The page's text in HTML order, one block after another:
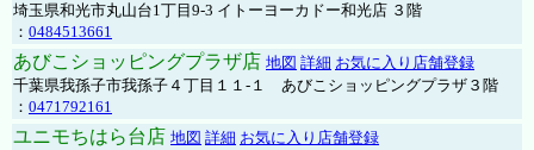
埼玉県和光市丸山台1丁目9-3 イトーヨーカドー和光店 ３階
： 0484513661
あびこショッピングプラザ店 地図 詳細 お気に入り店舗登録
千葉県我孫子市我孫子４丁目１１-１ あびこショッピングプラザ３階
： 0471792161
ユニモちはら台店 地図 詳細 お気に入り店舗登録